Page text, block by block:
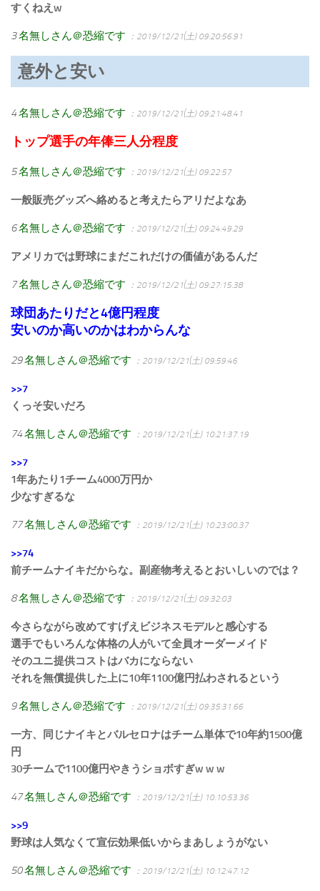
すくねえw
3名無しさん＠恐縮です ：2019/12/21(土) 09:20:56.91
意外と安い
4名無しさん＠恐縮です ：2019/12/21(土) 09:21:48.41
トップ選手の年俸三人分程度
5名無しさん＠恐縮です ：2019/12/21(土) 09:22:57
一般販売グッズへ絡めると考えたらアリだよなあ
6名無しさん＠恐縮です ：2019/12/21(土) 09:24:49.29
アメリカでは野球にまだこれだけの価値があるんだ
7名無しさん＠恐縮です ：2019/12/21(土) 09:27:15.38
球団あたりだと4億円程度
安いのか高いのかはわからんな
29名無しさん＠恐縮です ：2019/12/21(土) 09:59:46
>>7
くっそ安いだろ
74名無しさん＠恐縮です ：2019/12/21(土) 10:21:37.19
>>7
1年あたり1チーム4000万円か
少なすぎるな
77名無しさん＠恐縮です ：2019/12/21(土) 10:23:00.37
>>74
前チームナイキだからな。副産物考えるとおいしいのでは？
8名無しさん＠恐縮です ：2019/12/21(土) 09:32:03
今さらながら改めてすげえビジネスモデルと感心する
選手でもいろんな体格の人がいて全員オーダーメイド
そのユニ提供コストはバカにならない
それを無償提供した上に10年1100億円払わされるという
9名無しさん＠恐縮です ：2019/12/21(土) 09:35:31.66
一方、同じナイキとバルセロナはチーム単体で10年約1500億
円
30チームで1100億円やきうショボすぎw w w
47名無しさん＠恐縮です ：2019/12/21(土) 10:10:53.36
>>9
野球は人気なくて宣伝効果低いからまあしょうがない
50名無しさん＠恐縮です ：2019/12/21(土) 10:12:47.12